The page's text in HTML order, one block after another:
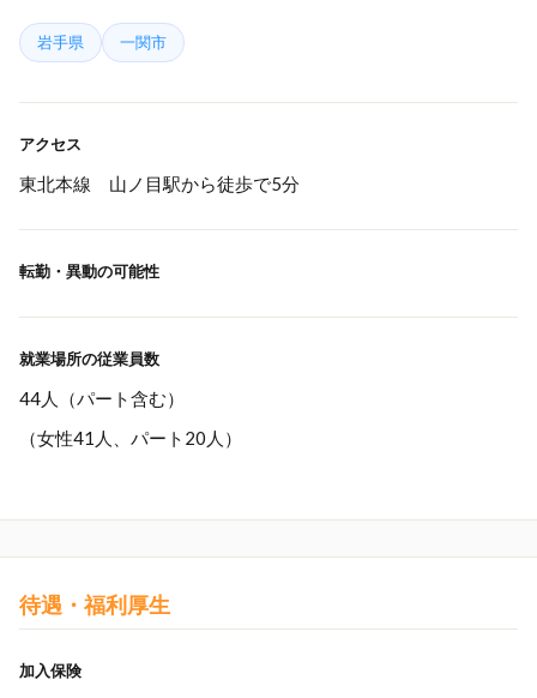
岩手県 一関市
アクセス
東北本線 山ノ目駅から徒歩で5分
転勤・異動の可能性
就業場所の従業員数
44人（パート含む）
（女性41人、パート20人）
待遇・福利厚生
加入保険